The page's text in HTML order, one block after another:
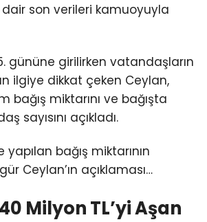
son verileri kamuoyuyla
gününe girilirken vatandaşların
ilgiye dikkat çeken Ceylan,
miktarını ve bağışta
sayısını açıkladı.
yapılan bağış miktarının
Ceylan’ın açıklaması…
Milyon TL’yi Aşan